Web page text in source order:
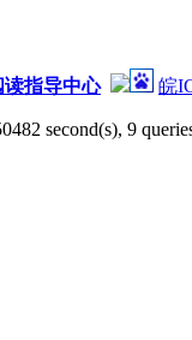
指导中心 皖
second(s), 9